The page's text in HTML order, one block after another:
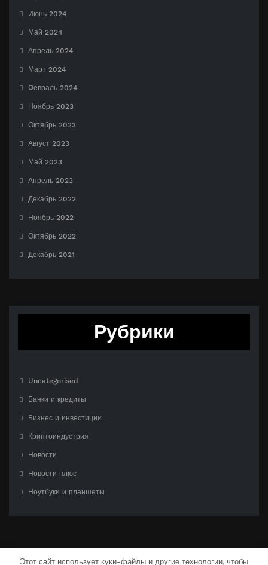
Июнь 2024
Май 2024
Апрель 2024
Март 2024
Февраль 2024
Ноябрь 2023
Октябрь 2023
Август 2023
Май 2023
Апрель 2023
Декабрь 2022
Ноябрь 2022
Октябрь 2022
Декабрь 2021
Рубрики
Uncategorised
Банки и кредиты
Бизнес и инвестиции
Криптоиндустрия
Новости
Новости плюс
Ноутбуки и планшеты
Этот сайт использует куки-файлы и другие технологии, чтобы